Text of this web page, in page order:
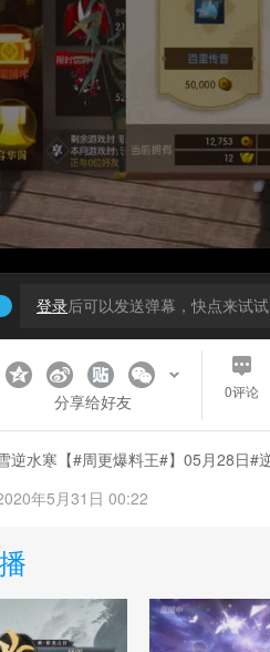
登录后可以发送弹幕，快点来试试
分享给好友 0评论
逆水寒【#周更爆料王#】05月28日#
年5月31日 00:22